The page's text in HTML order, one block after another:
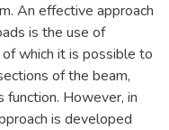
An effective approach
is the use of
which it is possible to
of the beam,
function. However, in
is developed